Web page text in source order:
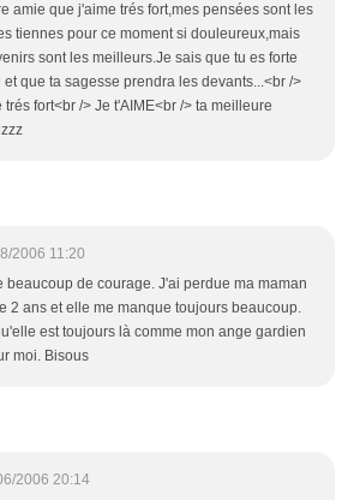
amie que j'aime trés fort,mes pensées sont les
tiennes pour ce moment si douleureux,mais
sont les meilleurs.Je sais que tu es forte
et que ta sagesse prendra les devants...<br />
trés fort<br /> Je t'AIME<br /> ta meilleure
2006 11:20
beaucoup de courage. J'ai perdue ma maman
2 ans et elle me manque toujours beaucoup.
est toujours là comme mon ange gardien
moi. Bisous
2006 20:14